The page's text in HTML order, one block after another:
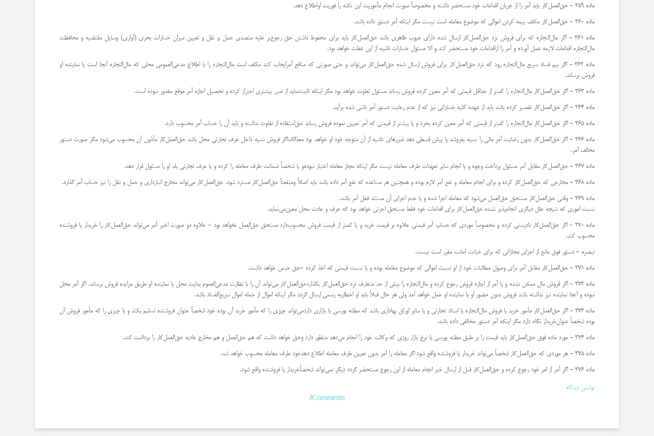
ماده 359 - حق‌العمل‌كار باید آمر را از جریان اقدامات خود مستحضر داشته و مخصوصاً صورت انجام مأموریت این نكته را فوریت او‌اطلاع دهد.
ماده 360 - حق‌العمل‌كار مكلف بیمه كردن اموالی كه موضوع معامله است نیست مگر اینكه آمر دستور داده باشد.
ماده 361 - اگر مال‌التجاره كه برای فروش نزد حق‌العمل‌كار ارسال شده دارای عیوب ظاهری باشد حق‌العمل‌كار باید برای محفوظ داشتن حق رجوع‌بر علیه متصدی حمل و نقل و تعیین میزان خسارات بحری (‌آواری) وسایل مقتضیه و محافظت
مال‌التجاره اقدامات لازمه عمل آورده و آمر را از‌اقدامات خود مستحضر كند و الا مسئول خسارات ناشیه از این غفلت خواهد بود.
ماده 362 - اگر بیم فساد سریع مال‌التجاره رود كه نزد حق‌العمل‌كار برای فروش ارسال شده حق‌العمل‌كار می‌تواند و حتی صورتی كه منافع آمر‌ایجاب كند مكلف است مال‌التجاره را با اطلاع مدعی‌العمومی محلی كه مال‌التجاره آنجا است یا نماینده او
فروش برساند.
ماده 363 - اگر حق‌العمل‌كار مال‌التجاره را كمتر از حداقل قیمتی كه آمر معین كرده فروش رساند مسئول تفاوت خواهد بود مگر اینكه ثابت‌نماید از ضرر بیشتری احتراز كرده و تحصیل اجازه آمر موقع مقدور نبوده است.
ماده 364 - اگر حق‌العمل‌كار تقصیر كرده باشد باید از عهده كلیه خساراتی نیز كه از عدم رعایت دستور آمر ناشی شده برآید.
ماده 365 - اگر حق‌العمل‌كار مال‌التجاره را كمتر از قیمتی كه آمر معین كرده بخرد و یا بیشتر از قیمتی كه آمر تعیین نموده فروش رساند حق‌استفاده از تفاوت نداشته و باید آن را حساب آمر محسوب دارد.
ماده 366 - اگر حق‌العمل‌كار بدون رضایت آمر مالی را نسیه بفروشد یا پیش قسطی دهد ضررهای ناشیه از آن متوجه خود او خواهد بود معذالك‌اگر فروش نسیه داخل عرف تجارتی محل باشد حق‌العمل‌كار مأذون آن محسوب می‌شود مگر صورت دستور
مخالف آمر.
ماده 367 - حق‌العمل‌كار مقابل آمر مسئول پرداخت وجوه و یا انجام سایر تعهدات طرف معامله نیست مگر اینكه مجاز معامله اعتبار نبوده‌و یا شخصاً ضمانت طرف معامله را كرده و یا عرف تجارتی بلد او را مسئول قرار دهد.
ماده 368 - مخارجی كه حق‌العمل‌كار كرده و برای انجام معامله و نفع آمر لازم بوده و همچنین هر مساعده كه نفع آمر داده باشد باید اصلاً و‌منفعتاً حق‌العمل‌كار مسترد شود. ‌حق‌العمل‌كار می‌تواند مخارج انبارداری و حمل و نقل را نیز حساب آمر گذارد.
ماده 369 - وقتی حق‌العمل‌كار مستحق حق‌العمل می‌شود كه معامله اجرا شده و یا عدم اجرای آن مستند فعل آمر باشد.
‌نسبت اموری كه نتیجه علل دیگری انجام‌پذیر نشده حق‌العمل‌كار برای اقدامات خود فقط مستحق اجرتی خواهد بود كه عرف و عادت محل معین‌می‌نماید.
ماده 370 - اگر حق‌العمل‌كار نادرستی كرده و مخصوصاً موردی كه حساب آمر قیمتی علاوه بر قیمت خرید و یا كمتر از قیمت فروش محسوب‌دارد مستحق حق‌العمل نخواهد بود - علاوه دو صورت اخیر آمر می‌تواند حق‌العمل‌كار را خریدار یا فروشنده
محسوب كند.
‌تبصره - دستور فوق مانع از اجرای مجازاتی كه برای خیانت امانت مقرر است نیست.
ماده 371 - حق‌العمل‌كار مقابل آمر برای وصول مطالبات خود از او نسبت اموالی كه موضوع معامله بوده و یا نسبت قیمتی كه اخذ كرده -‌حق حبس خواهد داشت.
ماده 372 - اگر فروش مال ممكن نشده و یا آمر از اجازه فروش رجوع كرده و مال‌التجاره را بیش از حد متعارف نزد حق‌العمل‌كار بگذارد‌حق‌العمل‌كار می‌تواند آن را با نظارت مدعی‌العموم بدایت محل یا نماینده او طریق مزایده فروش برساند. ‌اگر آمر محل
نبوده و آنجا نماینده نیز نداشته باشد فروش بدون حضور او یا نماینده او عمل خواهد آمد ولی هر حال قبلاً باید او اخطار‌یه رسمی ارسال گردد مگر اینكه اموال از جمله اموال سریع‌الفساد باشد.
ماده 373 - اگر حق‌العمل‌كار مأمور خرید یا فروش مال‌التجاره یا اسناد تجارتی و یا سایر اوراق بهاداری باشد كه مظنه بورسی یا بازاری دارد‌می‌تواند چیزی را كه مأمور خرید آن بوده خود شخصاً عنوان فروشنده تسلیم بكند و یا چیزی را كه مأمور فروش آن
بوده شخصاً عنوان‌خریدار نگاه دارد مگر اینكه آمر دستور مخالفی داده باشد.
ماده 374 - مورد ماده فوق حق‌العمل‌كار باید قیمت را بر طبق مظنه بورسی یا نرخ بازار روزی كه وكالت خود را انجام می‌دهد منظور دارد و‌حق خواهد داشت كه هم حق‌العمل و هم مخارج عادیه حق‌العمل‌كار را برداشت كند.
ماده 375 - هر موردی كه حق‌العمل‌كار شخصاً می‌تواند خریدار یا فروشنده واقع شود اگر معامله را آمر بدون تعیین طرف معامله اطلاع دهد‌خود طرف معامله محسوب خواهد شد.
ماده 376 - اگر آمر از امر خود رجوع كرده و حق‌العمل‌كار قبل از ارسال خبر انجام معامله از این رجوع مستحضر گردد دیگر نمی‌تواند شخصاً‌خریدار یا فروشنده واقع شود.
نوشتن دیدگاه
JComments